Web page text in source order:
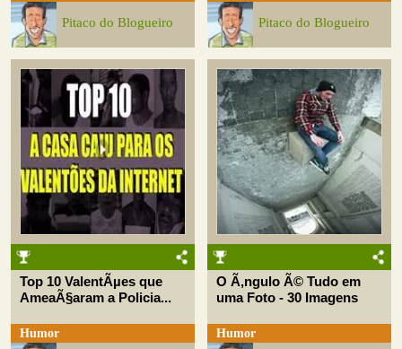
Pitaco do Blogueiro Pitaco do Blogueiro
Top 10 ValentÃµes que
AmeaÃ§aram a Policia...
Humor
O Ã‚ngulo Ã© Tudo em
uma Foto - 30 Imagens
Humor